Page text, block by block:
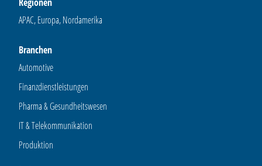
Regionen
APAC, Europa, Nordamerika
Branchen
Automotive
Finanzdienstleistungen
Pharma & Gesundheitswesen
IT & Telekommunikation
Produktion